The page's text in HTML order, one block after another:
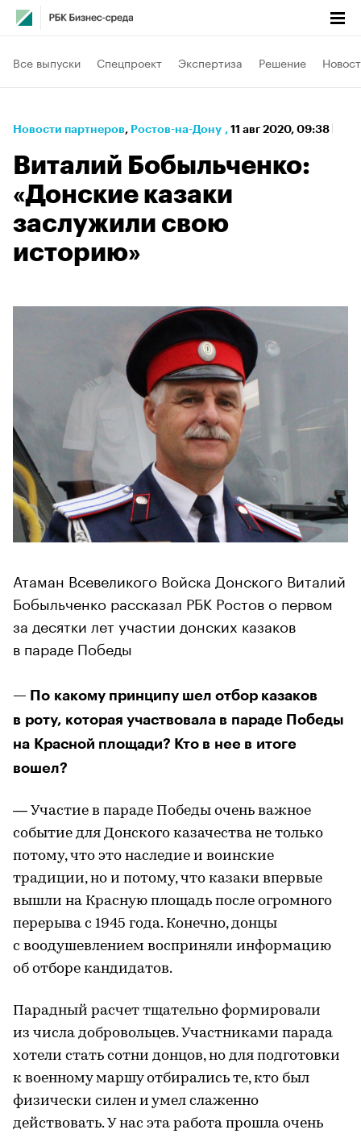
Все выпуски Спецпроект Экспертиза Решение
Новости партнеров⁠, Ростов-на-Дону , 11 авг 2020, 09:38
Виталий Бобыльченко:
«Донские казаки
заслужили свою
историю»
Атаман Всевеликого Войска Донского Виталий
Бобыльченко рассказал РБК Ростов о первом
за десятки лет участии донских казаков
в параде Победы
— По какому принципу шел отбор казаков
в роту, которая участвовала в параде Победы
на Красной площади? Кто в нее в итоге
вошел?
— Участие в параде Победы очень важное
событие для Донского казачества не только
потому, что это наследие и воинские
традиции, но и потому, что казаки впервые
вышли на Красную площадь после огромного
перерыва с 1945 года. Конечно, донцы
с воодушевлением восприняли информацию
об отборе кандидатов.
Парадный расчет тщательно формировали
из числа добровольцев. Участниками парада
хотели стать сотни донцов, но для подготовки
к военному маршу отбирались те, кто был
физически силен и умел слаженно
действовать. У нас эта работа прошла очень